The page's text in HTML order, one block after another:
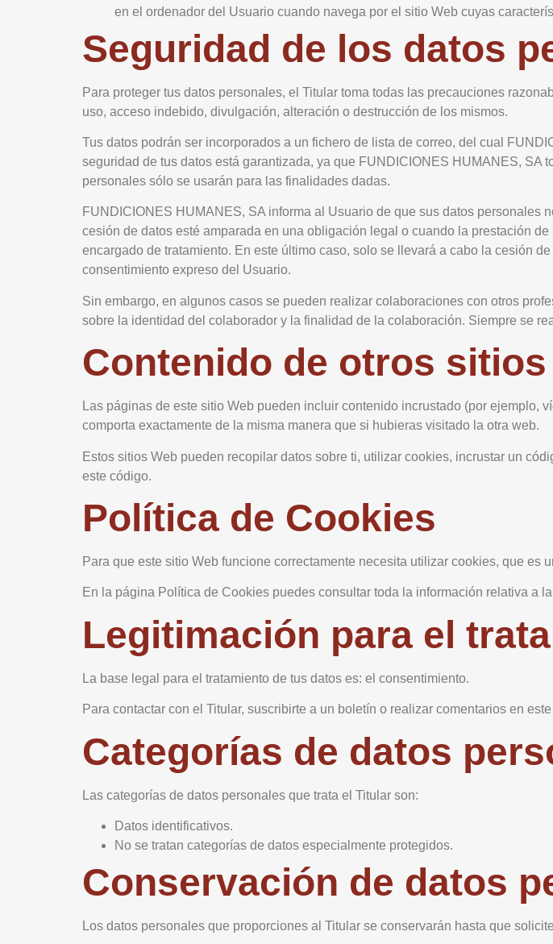
en el ordenador del Usuario cuando navega por el sitio Web cuyas
Seguridad de los datos
Para proteger tus datos personales, el Titular toma todas las precauciones
uso, acceso indebido, divulgación, alteración o destrucción de los mismos.
Tus datos podrán ser incorporados a un fichero de lista de correo, del cual
seguridad de tus datos está garantizada, ya que FUNDICIONES HUMANES,
personales sólo se usarán para las finalidades dadas.
FUNDICIONES HUMANES, SA informa al Usuario de que sus datos
cesión de datos esté amparada en una obligación legal o cuando la prestación
encargado de tratamiento. En este último caso, solo se llevará a cabo la cesión
consentimiento expreso del Usuario.
Sin embargo, en algunos casos se pueden realizar colaboraciones con otros
sobre la identidad del colaborador y la finalidad de la colaboración. Siempre se
Contenido de otros
Las páginas de este sitio Web pueden incluir contenido incrustado (por ejemplo,
comporta exactamente de la misma manera que si hubieras visitado la otra web.
Estos sitios Web pueden recopilar datos sobre ti, utilizar cookies, incrustar un
este código.
Política de Cookies
Para que este sitio Web funcione correctamente necesita utilizar cookies, que es
En la página Política de Cookies puedes consultar toda la información relativa a
Legitimación para el
La base legal para el tratamiento de tus datos es: el consentimiento.
Para contactar con el Titular, suscribirte a un boletín o realizar comentarios en
Categorías de datos
Las categorías de datos personales que trata el Titular son:
Datos identificativos.
No se tratan categorías de datos especialmente protegidos.
Conservación de datos
Los datos personales que proporciones al Titular se conservarán hasta que